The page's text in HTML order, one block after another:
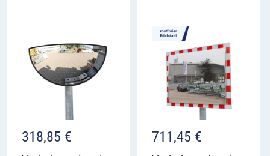
318,85 € 711,45 €